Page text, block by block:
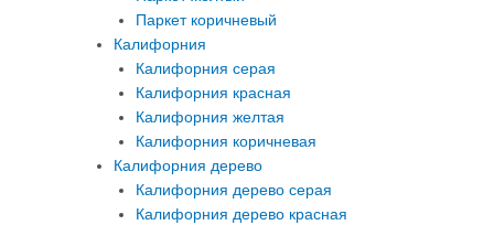
Паркет коричневый
Калифорния
Калифорния серая
Калифорния красная
Калифорния желтая
Калифорния коричневая
Калифорния дерево
Калифорния дерево серая
Калифорния дерево красная